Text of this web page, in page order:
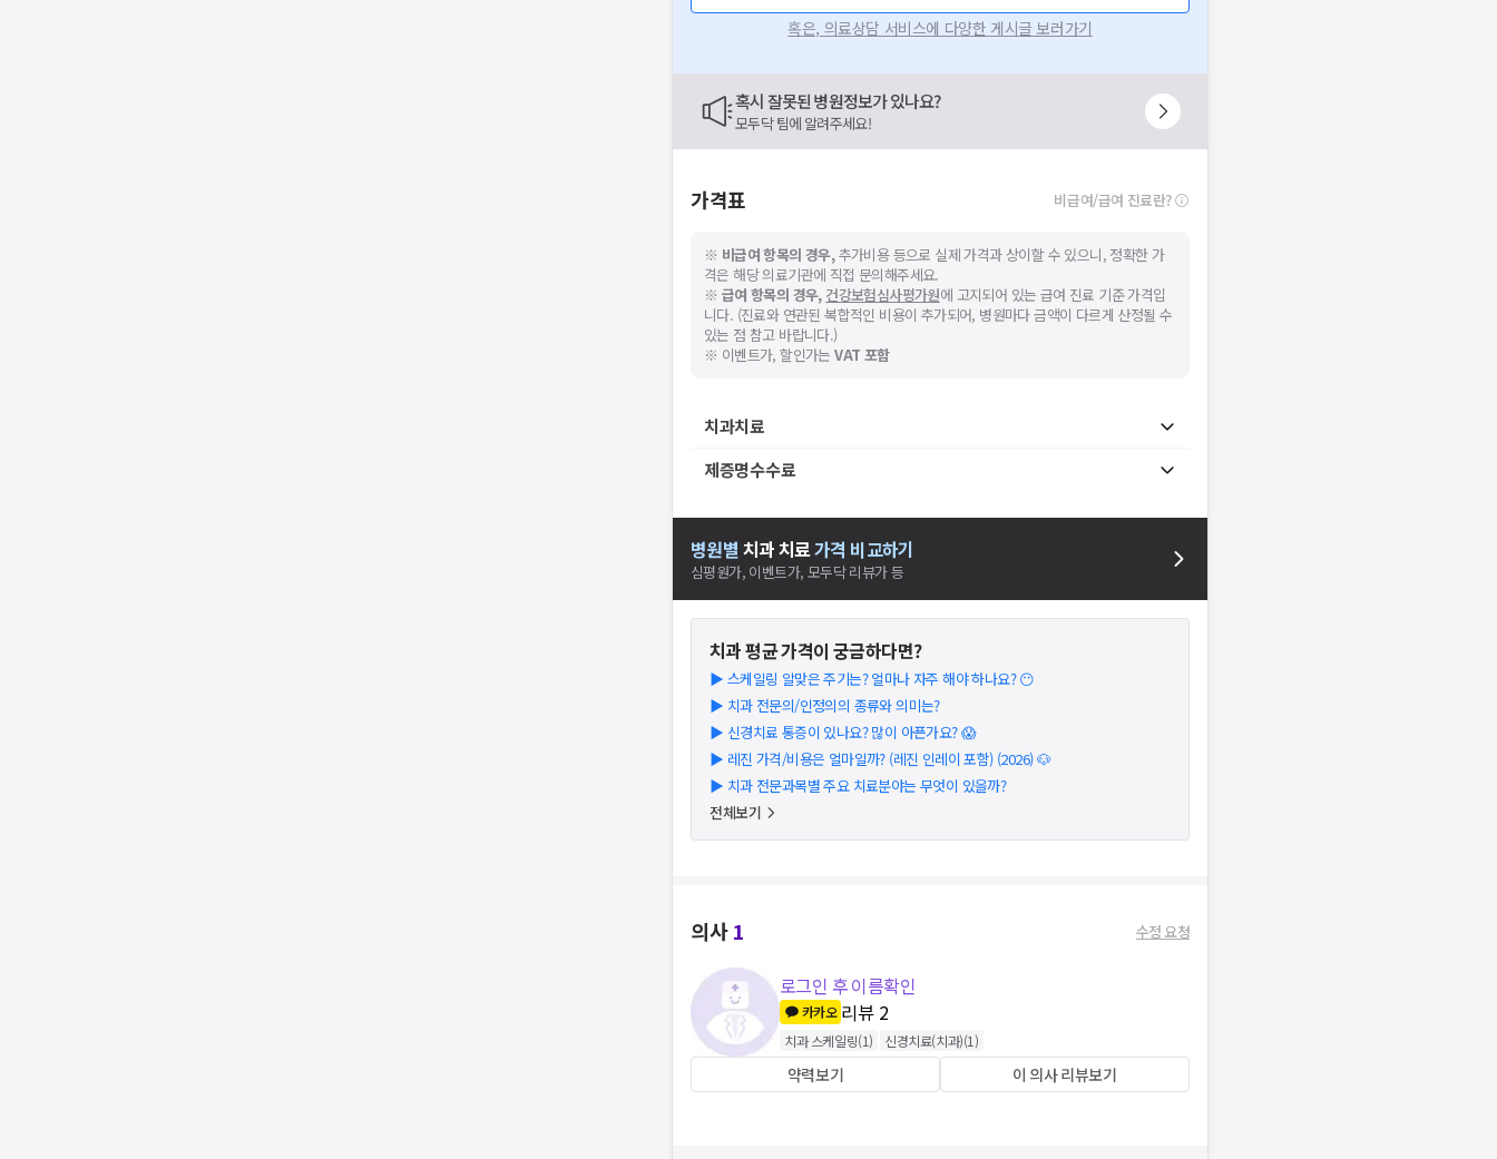
혹은, 의료상담 서비스에 다양한 게시글 보러가기
혹시 잘못된 병원정보가 있나요?
모두닥 팀에 알려주세요!
가격표 비급여/급여 진료란?
※ 비급여 항목의 경우,추가비용 등으로 실제 가격과 상이할 수 있으니, 정확한 가
격은 해당 의료기관에 직접 문의해주세요.
※ 급여 항목의 경우, 건강보험심사평가원에 고지되어 있는 급여 진료 기준 가격입
니다. (진료와 연관된 복합적인 비용이 추가되어, 병원마다 금액이 다르게 산정될 수
있는 점 참고 바랍니다.)
※ 이벤트가, 할인가는VAT 포함
치과치료
제증명수수료
병원별 치과치료가격 비교하기
심평원가, 이벤트가, 모두닥 리뷰가 등
치과평균 가격이 궁금하다면?
▶ 스케일링 알맞은 주기는? 얼마나 자주 해야 하나요? 😶
▶ 치과 전문의/인정의의 종류와 의미는?
▶ 신경치료 통증이 있나요? 많이 아픈가요? 😱
▶ 레진 가격/비용은 얼마일까? (레진 인레이 포함) (2026) 🐶
▶ 치과 전문과목별 주요 치료분야는 무엇이 있을까?
전체보기
의사1 수정 요청
로그인 후 이름확인
카카오 리뷰 2
치과 스케일링(1) 신경치료(치과)(1)
약력보기 이 의사 리뷰보기